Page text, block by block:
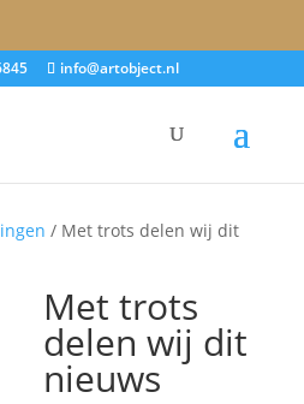
info@artobject.nl
/ Met trots delen wij dit
Met trots
delen wij dit
nieuws